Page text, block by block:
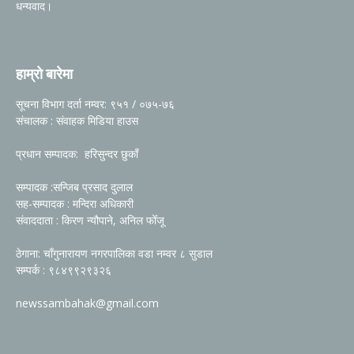
धन्यवाद।
हाम्रो बारेमा
सूचना विभाग दर्ता नम्वर: ९५१ / ०७५-७६
संचालक : संवाहक मिडिया हाउस
प्रधान सम्पादक: हरिसुन्दर छुकाँ
सम्पादक :सन्जिब प्रसाद दुलाल
सह-सम्पादक : मन्दिरा अधिकारी
संवाददाता : किरण न्यौपाने, अनिल फोँजू
ठेगाना: चाँगुनारायण नगरपालिका वडा नम्वर ८ सुडाल
सम्पर्क : ९८४९९२९३२६
newssambahak@gmail.com